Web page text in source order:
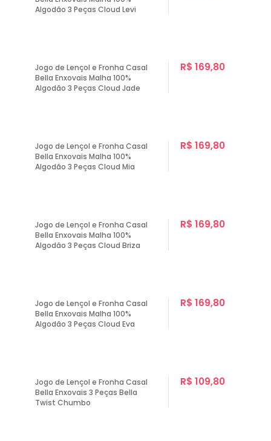
Algodão 3 Peças Cloud Levi
Jogo de Lençol e Fronha Casal
Bella Enxovais Malha 100%
Algodão 3 Peças Cloud Jade
R$ 169,80
Jogo de Lençol e Fronha Casal
Bella Enxovais Malha 100%
Algodão 3 Peças Cloud Mia
R$ 169,80
Jogo de Lençol e Fronha Casal
Bella Enxovais Malha 100%
Algodão 3 Peças Cloud Briza
R$ 169,80
Jogo de Lençol e Fronha Casal
Bella Enxovais Malha 100%
Algodão 3 Peças Cloud Eva
R$ 169,80
Jogo de Lençol e Fronha Casal
Bella Enxovais 3 Peças Bella
Twist Chumbo
R$ 109,80